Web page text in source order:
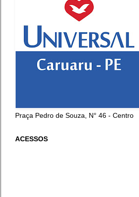
Praça Pedro de Souza, N° 46 - Centro
ACESSOS